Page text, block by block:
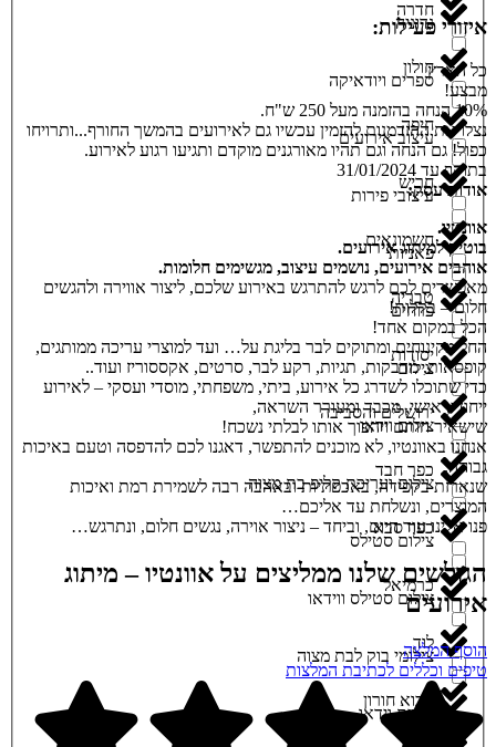
נדוניה
ספרים ויודאיקה
עיצוב אירועים
עיצובי פירות
פאניות
פרחים
צילום
צילום וידאו
צילום ועריכת קליפ בת מצוה
צילום סטילס
צילום סטילס ווידאו
צילומי בוק לבת מצוה
צלמת וידאו
חדרה
חולון
חיפה
חריש
חשמונאים
טבריה
יסודות
ירושלים והסביבה
כפר חבד
כפר סבא
כרמיאל
לוד
מבוא חורון
איזורי פעילות:
כל הארץ
מבצע!
10% הנחה בהזמנה מעל 250 ש"ח.
נצלו את ההזדמנות להזמין עכשיו גם לאירועים בהמשך החורף...ותרויחו
כפול! גם הנחה וגם תהיו מאורגנים מוקדם ותגיעו רגוע לאירוע.
בתוקף עד 31/01/2024
אודות עסק:
אוונטיו.
בוטיק למיתוג אירועים.
אוהבים אירועים, נושמים עיצוב, מגשימים חלומות.
מאפשרים לכם לרגש להתרגש באירוע שלכם, ליצור אווירה ולהגשים
חלום – בקלות!
הכל במקום אחד!
החל מקינוחים ומתוקים לבר בליגת על… ועד למוצרי עריכה ממותגים,
קופסאות, מדבקות, תגיות, רקע לבר, סרטים, אקססוריז ועוד..
כדי שתוכלו לשדרג כל אירוע, ביתי, משפחתי, מוסדי ועסקי – לאירוע
ייחודי, אישי, מכבד ומעורר השראה,
שישאיר חותם ויהפוך אותו לבלתי נשכח!
אנחנו באוונטיו, לא מוכנים להתפשר, דאגנו לכם להדפסה וטעם באיכות
גבוהה.
שנארזת בקפידה, באכפתיות ובאהבה רבה לשמירת רמת ואיכות
המוצרים, ונשלחת עד אליכם…
פנו אלינו עוד היום, וביחד – ניצור אוירה, נגשים חלום, ונתרגש…
הגולשים שלנו ממליצים על אוונטיו – מיתוג
אירועים
הוסף המלצה
טיפים וכללים לכתיבת המלצות